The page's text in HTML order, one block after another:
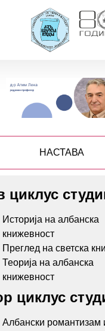
НАСТАВА
циклус
Историја на албанска
книжевност
Преглед на светска
Теорија на албанска
книжевност
циклус
Албански романтизам